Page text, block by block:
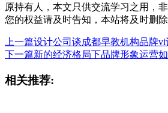
原持有人，本文只供交流学习之用，
您的权益请及时告知，本站将及时删除
上一篇设计公司谈成都早教机构品牌
下一篇新的经济格局下品牌形象运营
相关推荐: